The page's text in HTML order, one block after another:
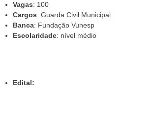
Vagas: 100
Cargos: Guarda Civil Municipal
Banca: Fundação Vunesp
Escolaridade: nível médio
Edital: